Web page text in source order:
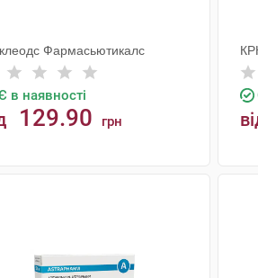
Фармасьютикалс
в наявності
129.90 грн